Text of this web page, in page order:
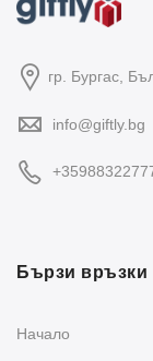
гр. Бургас,
info@giftly.bg
Бързи връзки
Начало